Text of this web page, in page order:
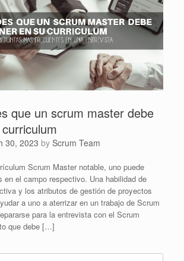
que un scrum master debe
30, 2023 by Scrum Team
Scrum Master notable, uno puede
en el campo respectivo. Una habilidad de
y los atributos de gestión de proyectos
a uno a aterrizar en un trabajo de Scrum
para la entrevista con el Scrum
que debe […]